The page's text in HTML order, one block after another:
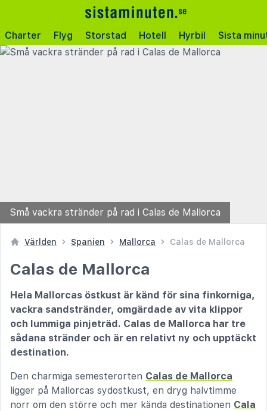
Charter Flyg Storstad Hotell Hyrbil Sista
Små vackra stränder på rad i Calas de Mallorca
Världen Spanien Mallorca Calas de Mallorca
Calas de Mallorca
Hela Mallorcas östkust är känd för sina finkorniga,
vackra sandstränder, omgärdade av vita klippor
och lummiga pinjeträd. Calas de Mallorca har tre
sådana stränder och är en relativt ny och upptäckt
destination.
Den charmiga semesterorten Calas de Mallorca
ligger på Mallorcas sydostkust, en dryg halvtimme
norr om den större och mer kända destinationen Cala